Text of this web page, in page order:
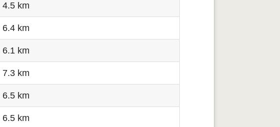
4.5 km
6.4 km
6.1 km
7.3 km
6.5 km
6.5 km